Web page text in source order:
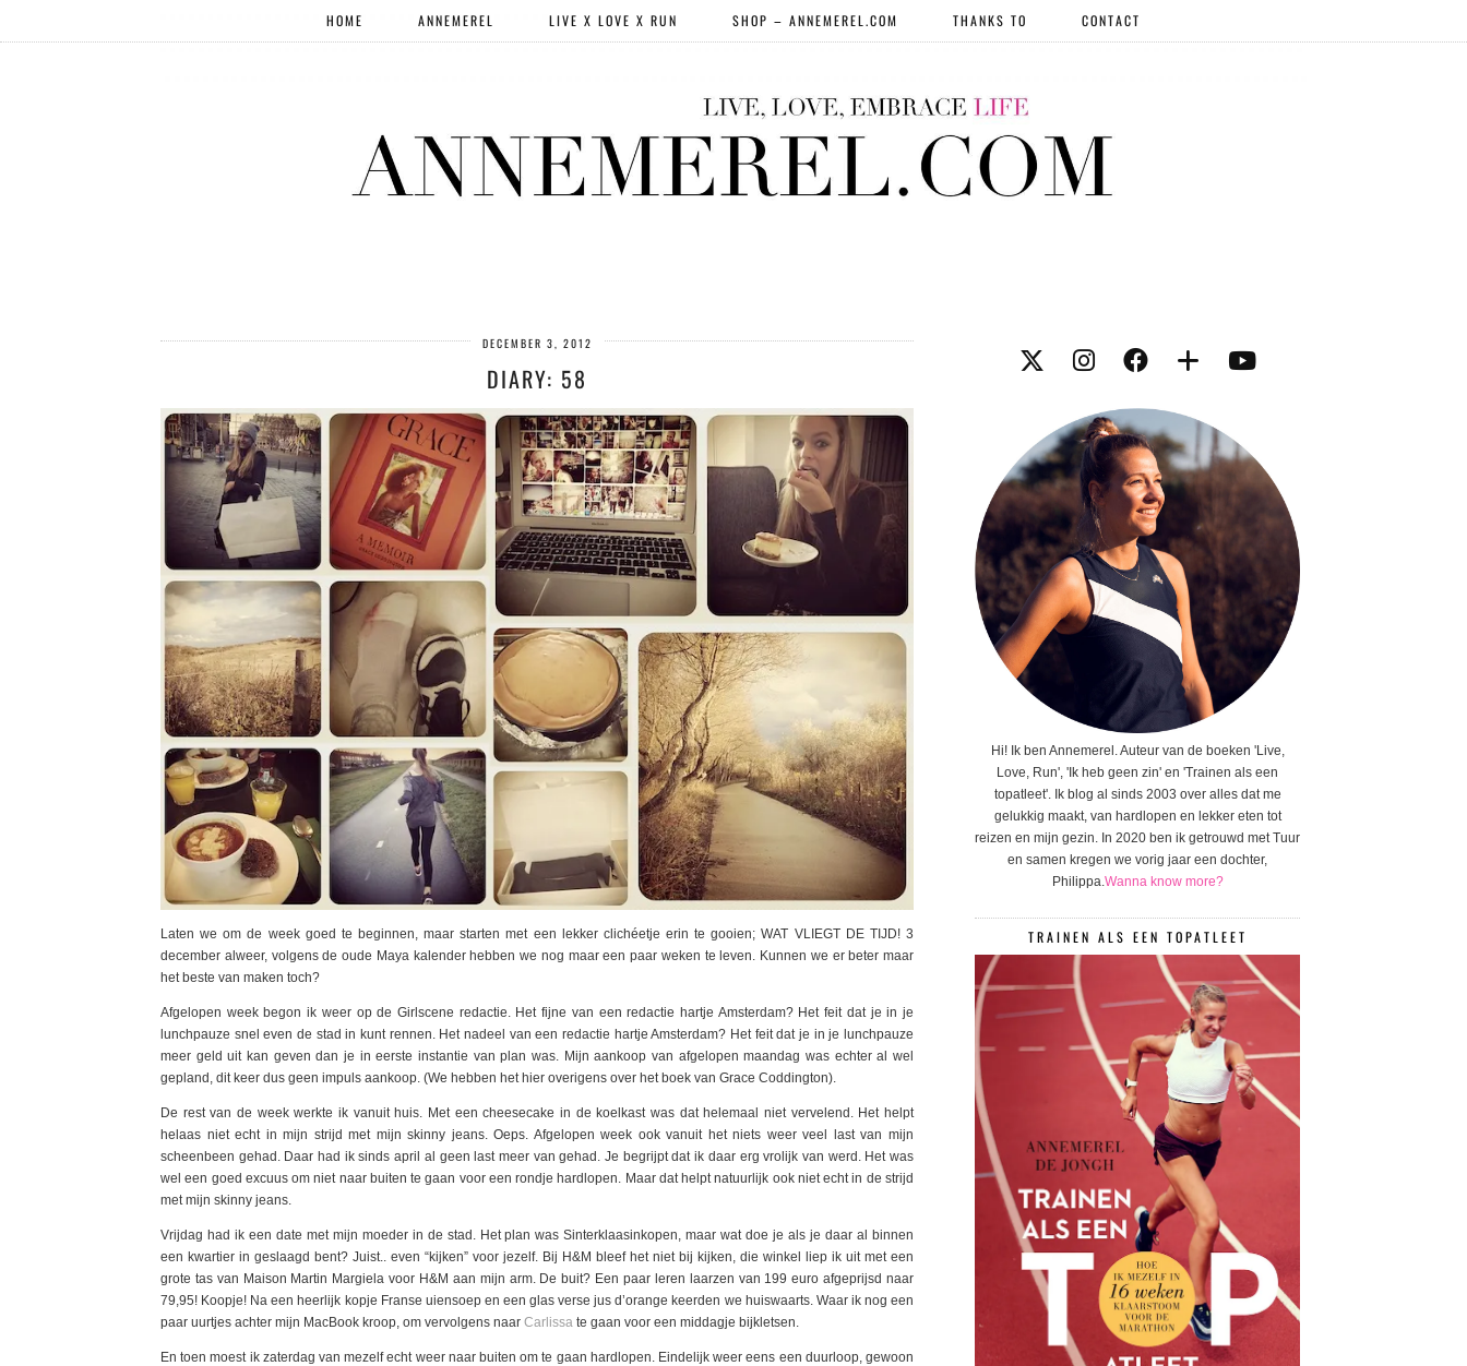
HOME ANNEMEREL LIVE X LOVE X RUN SHOP – ANNEMEREL.COM THANKS TO CONTACT
DECEMBER 3, 2012
DIARY: 58
Laten we om de week goed te beginnen, maar starten met een lekker clichéetje erin te gooien; WAT VLIEGT DE TIJD! 3
december alweer, volgens de oude Maya kalender hebben we nog maar een paar weken te leven. Kunnen we er beter maar
het beste van maken toch?
Afgelopen week begon ik weer op de Girlscene redactie. Het fijne van een redactie hartje Amsterdam? Het feit dat je in je
lunchpauze snel even de stad in kunt rennen. Het nadeel van een redactie hartje Amsterdam? Het feit dat je in je lunchpauze
meer geld uit kan geven dan je in eerste instantie van plan was. Mijn aankoop van afgelopen maandag was echter al wel
gepland, dit keer dus geen impuls aankoop. (We hebben het hier overigens over het boek van Grace Coddington).
De rest van de week werkte ik vanuit huis. Met een cheesecake in de koelkast was dat helemaal niet vervelend. Het helpt
helaas niet echt in mijn strijd met mijn skinny jeans. Oeps. Afgelopen week ook vanuit het niets weer veel last van mijn
scheenbeen gehad. Daar had ik sinds april al geen last meer van gehad. Je begrijpt dat ik daar erg vrolijk van werd. Het was
wel een goed excuus om niet naar buiten te gaan voor een rondje hardlopen. Maar dat helpt natuurlijk ook niet echt in de strijd
met mijn skinny jeans.
Vrijdag had ik een date met mijn moeder in de stad. Het plan was Sinterklaasinkopen, maar wat doe je als je daar al binnen
een kwartier in geslaagd bent? Juist.. even “kijken” voor jezelf. Bij H&M bleef het niet bij kijken, die winkel liep ik uit met een
grote tas van Maison Martin Margiela voor H&M aan mijn arm. De buit? Een paar leren laarzen van 199 euro afgeprijsd naar
79,95! Koopje! Na een heerlijk kopje Franse uiensoep en een glas verse jus d’orange keerden we huiswaarts. Waar ik nog een
paar uurtjes achter mijn MacBook kroop, om vervolgens naar Carlissa te gaan voor een middagje bijkletsen.
En toen moest ik zaterdag van mezelf echt weer naar buiten om te gaan hardlopen. Eindelijk weer eens een duurloop, gewoon
Hi! Ik ben Annemerel. Auteur van de boeken 'Live,
Love, Run', 'Ik heb geen zin' en 'Trainen als een
topatleet'. Ik blog al sinds 2003 over alles dat me
gelukkig maakt, van hardlopen en lekker eten tot
reizen en mijn gezin. In 2020 ben ik getrouwd met Tuur
en samen kregen we vorig jaar een dochter,
Philippa.Wanna know more?
TRAINEN ALS EEN TOPATLEET